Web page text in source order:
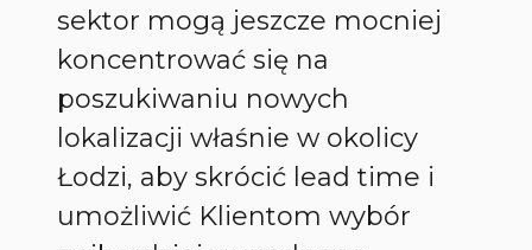
sektor mogą jeszcze mocniej
koncentrować się na
poszukiwaniu nowych
lokalizacji właśnie w okolicy
Łodzi, aby skrócić lead time i
umożliwić Klientom wybór